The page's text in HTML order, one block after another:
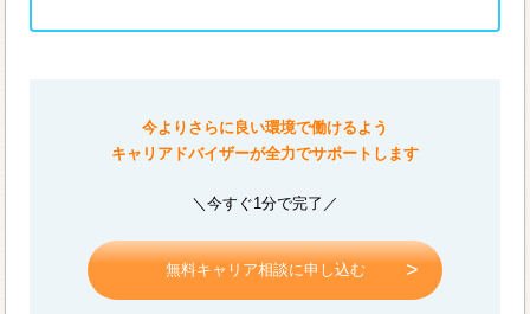
今よりさらに良い環境で働けるよう
キャリアドバイザーが全力でサポートします
＼今すぐ1分で完了／
無料キャリア相談に申し込む